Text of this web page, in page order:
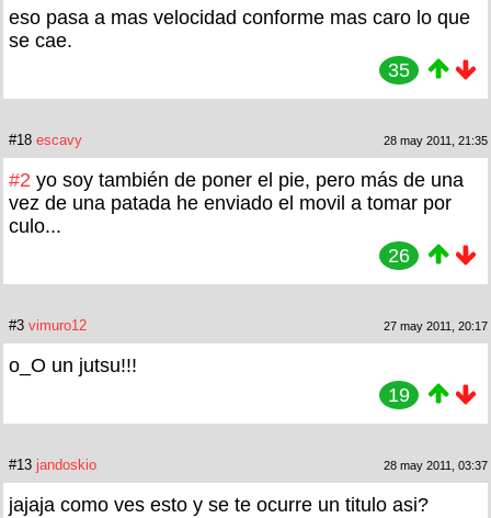
eso pasa a mas velocidad conforme mas caro lo que
se cae.
35
#18 escavy 28 may 2011, 21:35
#2 yo soy también de poner el pie, pero más de una
vez de una patada he enviado el movil a tomar por
culo...
26
#3 vimuro12 27 may 2011, 20:17
o_O un jutsu!!!
19
#13 jandoskio 28 may 2011, 03:37
jajaja como ves esto y se te ocurre un titulo asi?